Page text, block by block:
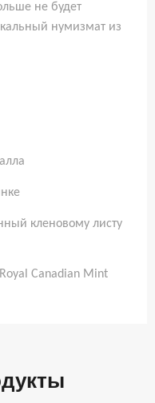
не будет
нумизмат из
кленовому листу
Canadian Mint